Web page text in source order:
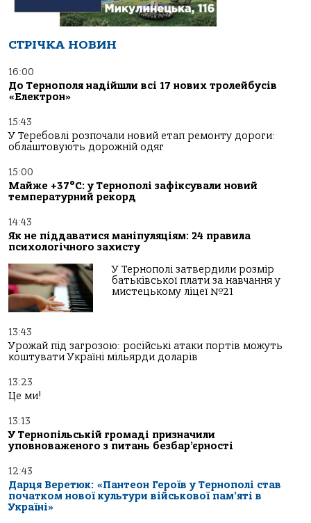
СТРІЧКА НОВИН
16:00
До Тернополя надійшли всі 17 нових тролейбусів
«Електрон»
15:43
У Теребовлі розпочали новий етап ремонту дороги:
облаштовують дорожній одяг
15:00
Майже +37°C: у Тернополі зафіксували новий
температурний рекорд
14:43
Як не піддаватися маніпуляціям: 24 правила
психологічного захисту
У Тернополі затвердили розмір
батьківської плати за навчання у
мистецькому ліцеї №21
13:43
Урожай під загрозою: російські атаки портів можуть
коштувати Україні мільярди доларів
13:23
Це ми!
13:13
У Тернопільській громаді призначили
уповноваженого з питань безбар’єрності
12:43
Дарця Веретюк: «Пантеон Героїв у Тернополі став
початком нової культури військової пам’яті в
Україні»